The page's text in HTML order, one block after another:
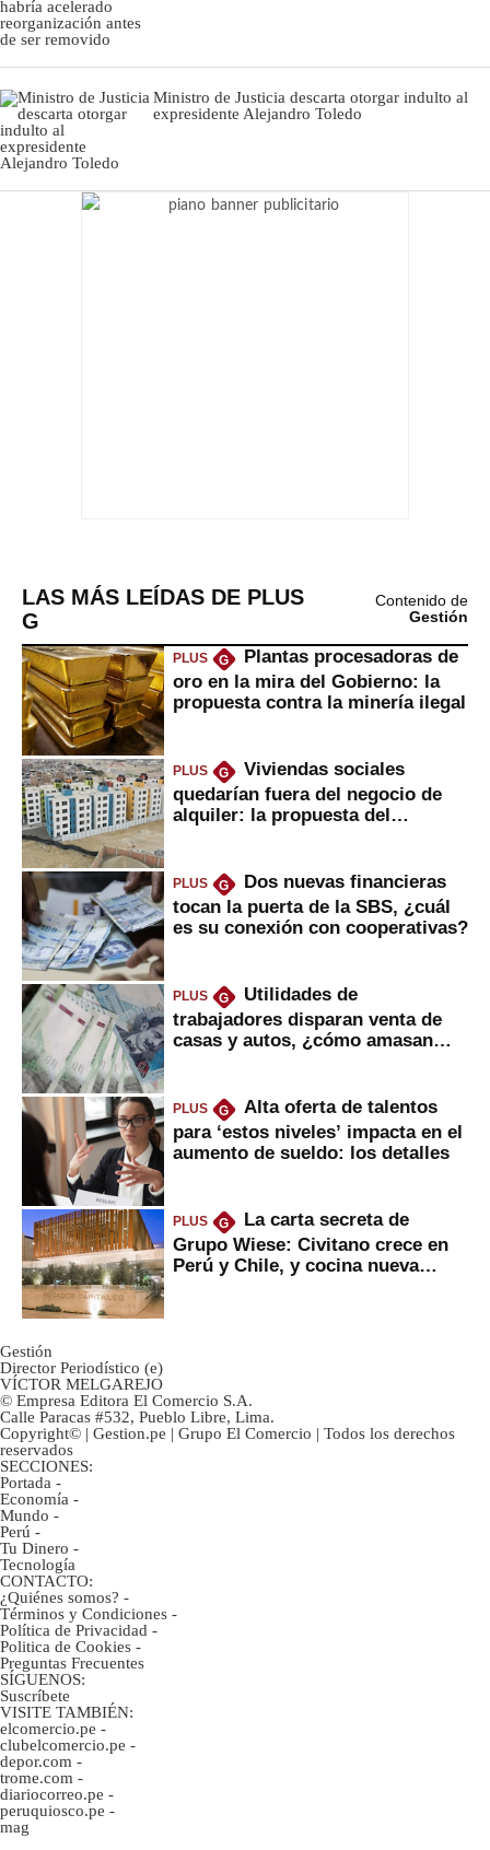
Ministro de Justicia descarta otorgar indulto al
expresidente Alejandro Toledo
LAS MÁS LEÍDAS DE PLUS
G
Contenido de
Gestión
PLUS G
Plantas procesadoras de
oro en la mira del Gobierno: la
propuesta contra la minería ilegal
PLUS G
Viviendas sociales
quedarían fuera del negocio de
alquiler: la propuesta del
PLUS G
Dos nuevas financieras
tocan la puerta de la SBS, ¿cuál
es su conexión con cooperativas?
PLUS G
Utilidades de
trabajadores disparan venta de
casas y autos, ¿cómo amasan
PLUS G
Alta oferta de talentos
para ‘estos niveles’ impacta en el
aumento de sueldo: los detalles
PLUS G
La carta secreta de
Grupo Wiese: Civitano crece en
Perú y Chile, y cocina nueva
Gestión
Director Periodístico (e)
VÍCTOR MELGAREJO
© Empresa Editora El Comercio S.A.
Calle Paracas #532, Pueblo Libre, Lima.
Copyright© | Gestion.pe | Grupo El Comercio | Todos los derechos
reservados
SECCIONES:
Portada -
Economía -
Mundo -
Perú -
Tu Dinero -
Tecnología
CONTACTO:
¿Quiénes somos? -
Términos y Condiciones -
Política de Privacidad -
Politica de Cookies -
Preguntas Frecuentes
SÍGUENOS:
Suscríbete
VISITE TAMBIÉN:
elcomercio.pe -
clubelcomercio.pe -
depor.com -
trome.com -
diariocorreo.pe -
peruquiosco.pe -
mag